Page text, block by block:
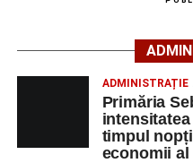
Lista publicată de
denumirea posturilor
contact ale angajatorilor,
adrese de e-mail,
poată solicita detalii
ADMINISTRAȚIE
Primăria
timpul
economii